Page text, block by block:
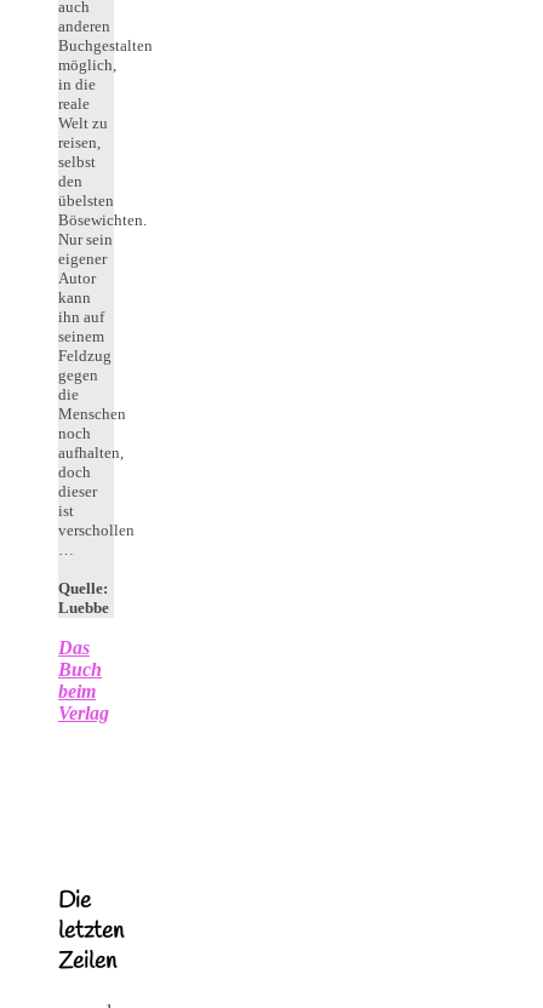
auch
anderen
Buchgestalten
möglich,
in die
reale
Welt zu
reisen,
selbst
den
übelsten
Bösewichten.
Nur sein
eigener
Autor
kann
ihn auf
seinem
Feldzug
gegen
die
Menschen
noch
aufhalten,
doch
dieser
ist
verschollen
Quelle:
Luebbe
Das
Buch
beim
Verlag
Die
letzten
Zeilen